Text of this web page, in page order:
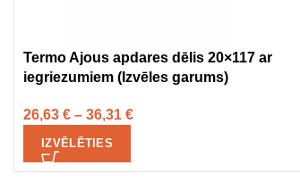
Termo Ajous apdares dēlis 20×117 ar
iegriezumiem (Izvēles garums)
26,63 € – 36,31 €
IZVĒLĒTIES